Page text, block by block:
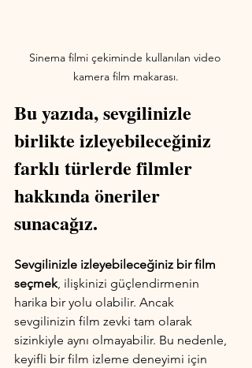
Sinema filmi çekiminde kullanılan video
kamera film makarası.
Bu yazıda, sevgilinizle
birlikte izleyebileceğiniz
farklı türlerde filmler
hakkında öneriler
sunacağız.
Sevgilinizle izleyebileceğiniz bir film
seçmek, ilişkinizi güçlendirmenin
harika bir yolu olabilir. Ancak
sevgilinizin film zevki tam olarak
sizinkiyle aynı olmayabilir. Bu nedenle,
keyifli bir film izleme deneyimi için